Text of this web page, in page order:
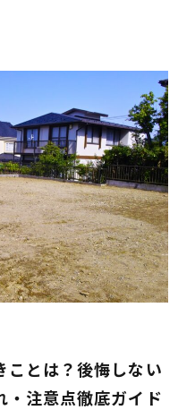
ことは？後悔しない
・注意点徹底ガイド